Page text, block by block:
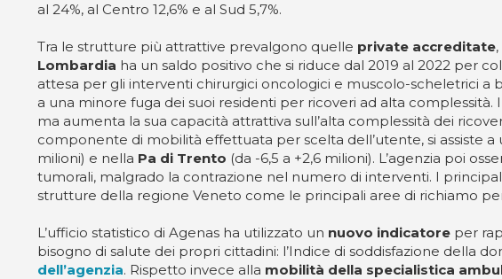
al 24%, al Centro 12,6% e al Sud 5,7%.
Tra le strutture più attrattive prevalgono quelle private accreditate
Lombardia ha un saldo positivo che si riduce dal 2019 al 2022 per
attesa per gli interventi chirurgici oncologici e muscolo-scheletrici a
a una minore fuga dei suoi residenti per ricoveri ad alta complessità.
ma aumenta la sua capacità attrattiva sull’alta complessità dei
componente di mobilità effettuata per scelta dell’utente, si assiste
milioni) e nella Pa di Trento (da -6,5 a +2,6 milioni). L’agenzia poi
tumorali, malgrado la contrazione nel numero di interventi. I
strutture della regione Veneto come le principali aree di richiamo per
L’ufficio statistico di Agenas ha utilizzato un nuovo indicatore per
bisogno di salute dei propri cittadini: l’Indice di soddisfazione della
dell’agenzia. Rispetto invece alla mobilità della specialistica